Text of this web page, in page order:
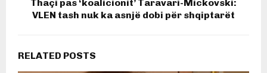
Thaçi pas ‘koalicionit’ Taravari-Mickovski:
VLEN tash nuk ka asnjë dobi për shqiptarët
RELATED POSTS